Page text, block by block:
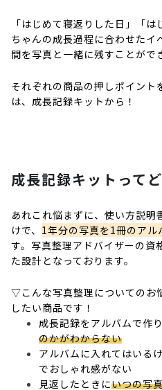
「はじめて寝返りした日」「
ちゃんの成長過程に合わせたイ
間を写真と一緒に残すことがで
それぞれの商品の押しポイン
は、成長記録キットから！
成長記録キットって
あれこれ悩まずに、使い方説
けで、 1年分の写真を1冊のアル
す。写真整理アドバイザーの資
た設計となっております。
▽こんな写真整理についてのお
したい商品です！
成長記録をアルバムで作り
のかがわからない
アルバムに入れてはいるけ
でおしゃれ感がない
見返したときにいつの写